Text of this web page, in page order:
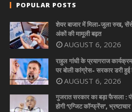
POPULAR POSTS
शेयर बाजार में मिला-जुला रुख,
अंकों की मामूली बढ़त
AUGUST 6, 2026
राहुल गांधी के प्रयागराज
पर बोली कांग्रेस- सरकार डरी हुई
AUGUST 6, 2026
गुजरात सरकार का बड़ा फैसला :
होगी ‘एग्जिट कॉन्फ्रेंस’,